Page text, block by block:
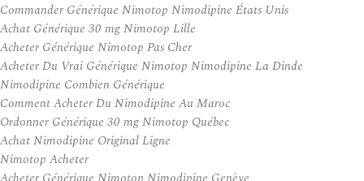
Commander Générique Nimotop Nimodipine États Unis
Achat Générique 30 mg Nimotop Lille
Acheter Générique Nimotop Pas Cher
Acheter Du Vrai Générique Nimotop Nimodipine La Dinde
Nimodipine Combien Générique
Comment Acheter Du Nimodipine Au Maroc
Ordonner Générique 30 mg Nimotop Québec
Achat Nimodipine Original Ligne
Nimotop Acheter